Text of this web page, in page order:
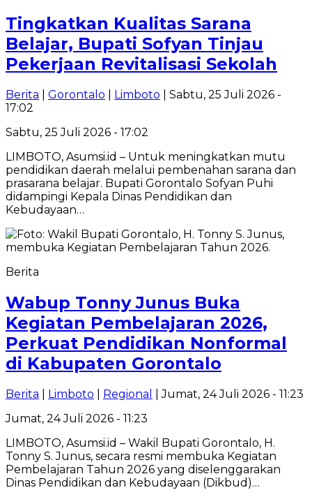
Tingkatkan Kualitas Sarana
Belajar, Bupati Sofyan Tinjau
Pekerjaan Revitalisasi Sekolah
Berita Gorontalo Limboto | Sabtu, 25 Juli 2026 -
17:02
Sabtu, 25 Juli 2026 - 17:02
LIMBOTO, Asumsi.id – Untuk meningkatkan mutu
pendidikan daerah melalui pembenahan sarana dan
prasarana belajar. Bupati Gorontalo Sofyan Puhi
didampingi Kepala Dinas Pendidikan dan
Kebudayaan…
Berita
‎Wabup Tonny Junus Buka
Kegiatan Pembelajaran 2026,
Perkuat Pendidikan Nonformal
di Kabupaten Gorontalo
Berita Limboto Regional
| Jumat, 24 Juli 2026 - 11:23
Jumat, 24 Juli 2026 - 11:23
‎LIMBOTO, Asumsi.id – Wakil Bupati Gorontalo, H.
Tonny S. Junus, secara resmi membuka Kegiatan
Pembelajaran Tahun 2026 yang diselenggarakan
Dinas Pendidikan dan Kebudayaan (Dikbud)…